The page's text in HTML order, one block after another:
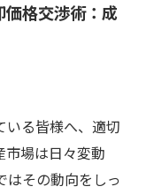
格交渉術：成
いる皆様へ、適切
場は日々変動
はその動向をしっ